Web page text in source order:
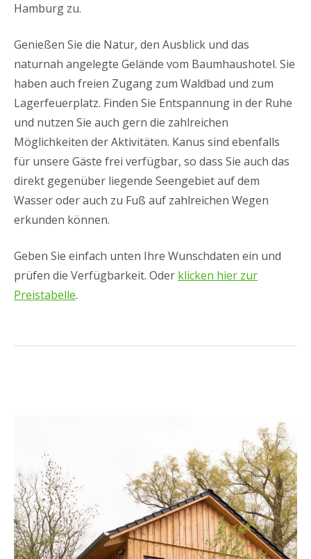
Hamburg zu.
Genießen Sie die Natur, den Ausblick und das
naturnah angelegte Gelände vom Baumhaushotel. Sie
haben auch freien Zugang zum Waldbad und zum
Lagerfeuerplatz. Finden Sie Entspannung in der Ruhe
und nutzen Sie auch gern die zahlreichen
Möglichkeiten der Aktivitäten. Kanus sind ebenfalls
für unsere Gäste frei verfügbar, so dass Sie auch das
direkt gegenüber liegende Seengebiet auf dem
Wasser oder auch zu Fuß auf zahlreichen Wegen
erkunden können.
Geben Sie einfach unten Ihre Wunschdaten ein und
prüfen die Verfügbarkeit. Oder klicken hier zur
Preistabelle.